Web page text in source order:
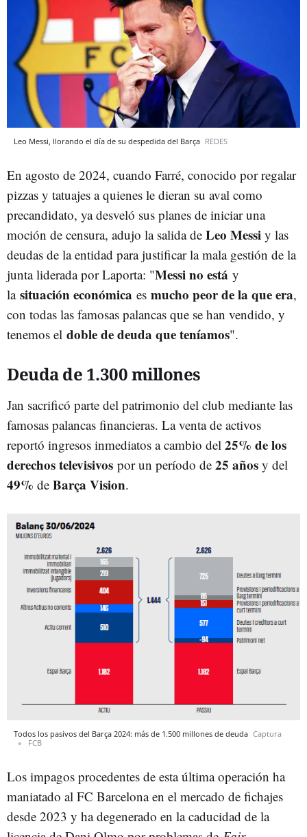
Leo Messi, llorando el día de su despedida del Barça REDES
En agosto de 2024, cuando Farré, conocido por regalar
pizzas y tatuajes a quienes le dieran su aval como
precandidato, ya desveló sus planes de iniciar una
moción de censura, adujo la salida de Leo Messi y las
deudas de la entidad para justificar la mala gestión de la
junta liderada por Laporta: "Messi no está y
la situación económica es mucho peor de la que era,
con todas las famosas palancas que se han vendido, y
tenemos el doble de deuda que teníamos".
Deuda de 1.300 millones
Jan sacrificó parte del patrimonio del club mediante las
famosas palancas financieras. La venta de activos
reportó ingresos inmediatos a cambio del 25% de los
derechos televisivos por un período de 25 años y del
49% de Barça Vision.
Todos los pasivos del Barça 2024: más de 1.500 millones de deuda Captura
FCB
Los impagos procedentes de esta última operación ha
maniatado al FC Barcelona en el mercado de fichajes
desde 2023 y ha degenerado en la caducidad de la